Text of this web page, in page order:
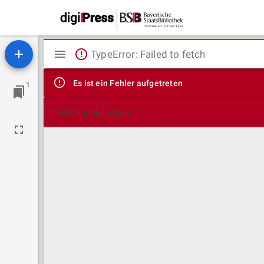
1
Mirador
Viewer
TypeError: Failed to fetch
Es ist ein Fehler aufgetreten
Technische Details